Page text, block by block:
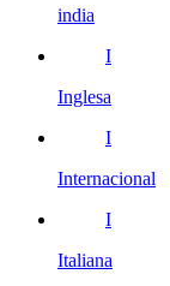
india
I
Inglesa
I
Internacional
I
Italiana